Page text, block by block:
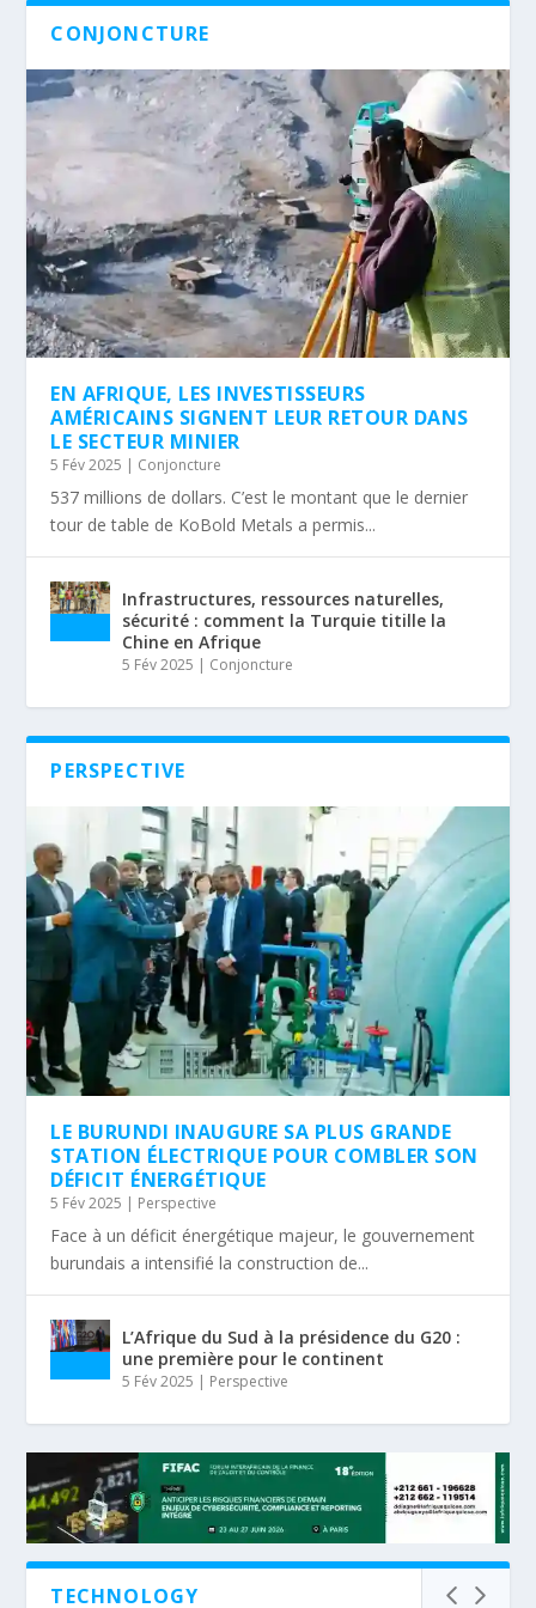
CONJONCTURE
EN AFRIQUE, LES INVESTISSEURS
AMÉRICAINS SIGNENT LEUR RETOUR DANS
LE SECTEUR MINIER
5 Fév 2025 Conjoncture
537 millions de dollars. C’est le montant que le dernier
tour de table de KoBold Metals a permis...
Infrastructures, ressources naturelles,
sécurité : comment la Turquie titille la
Chine en Afrique
5 Fév 2025 Conjoncture
PERSPECTIVE
LE BURUNDI INAUGURE SA PLUS GRANDE
STATION ÉLECTRIQUE POUR COMBLER SON
DÉFICIT ÉNERGÉTIQUE
5 Fév 2025 | Perspective
Face à un déficit énergétique majeur, le gouvernement
burundais a intensifié la construction de...
L’Afrique du Sud à la présidence du G20 :
une première pour le continent
5 Fév 2025 | Perspective
TECHNOLOGY